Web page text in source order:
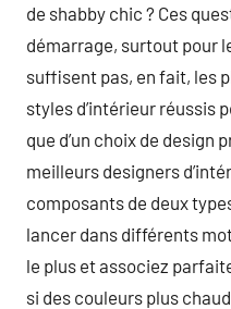
de shabby chic ? Ces
démarrage, surtout pour
suffisent pas, en fait, les
styles d’intérieur réussis
que d’un choix de design
meilleurs designers
composants de deux
lancer dans différents
le plus et associez
si des couleurs plus